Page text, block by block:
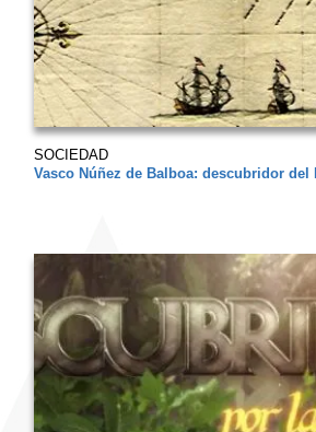
SOCIEDAD
Vasco Núñez de Balboa: descubridor del